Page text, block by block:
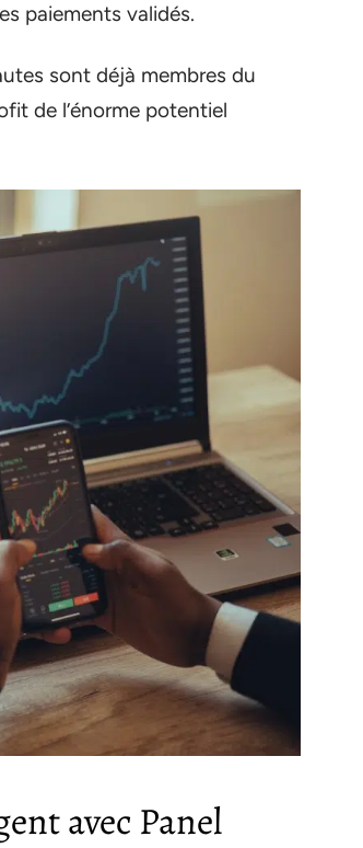
paiements validés.
sont déjà membres du
de l’énorme potentiel
avec Panel